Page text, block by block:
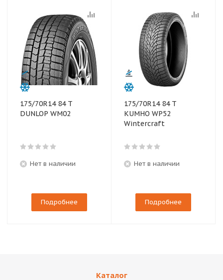
175/70R14 84 T
DUNLOP WM02
Нет в наличии
Подробнее
175/70R14 84 T
KUMHO WP52
Wintercraft
Нет в наличии
Подробнее
Каталог